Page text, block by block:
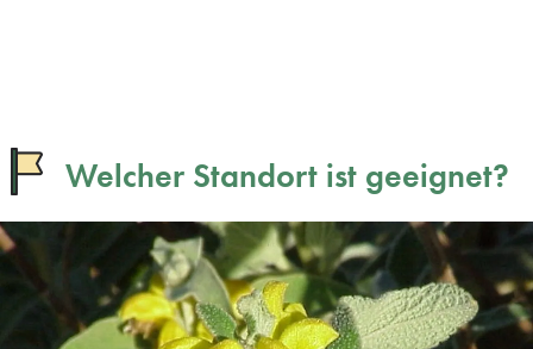
Welcher Standort ist geeignet?